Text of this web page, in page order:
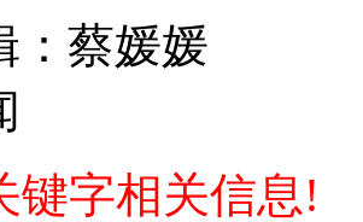
：蔡媛媛
键字相关信息!